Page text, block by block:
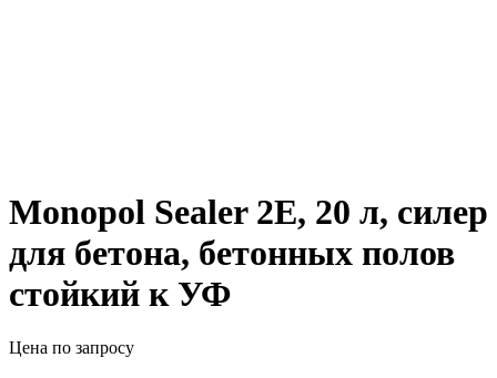
Monopol Sealer 2E, 20 л, силер
для бетона, бетонных полов
стойкий к УФ
Цена по запросу